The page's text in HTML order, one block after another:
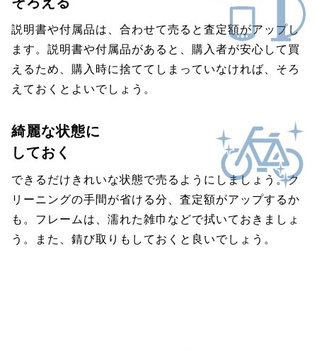
説明書や付属品は、合わせて売ると査定額がアップし
ます。説明書や付属品があると、購入者が安心して買
えるため、購入時に捨ててしまっていなければ、そろ
えておくとよいでしょう。
綺麗な状態に
しておく
できるだけきれいな状態で売るようにしましょう。ク
リーニングの手間が省ける分、査定額がアップするか
も。フレームは、濡れた雑巾などで拭いておきましょ
う。また、錆び取りもしておくと良いでしょう。